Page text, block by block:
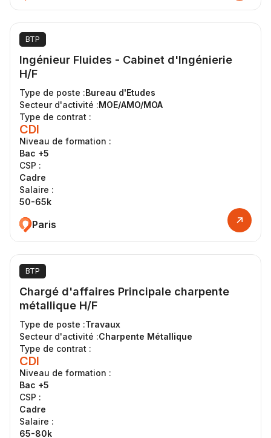
BTP
Ingénieur Fluides - Cabinet d'Ingénierie
H/F
Type de poste :Bureau d'Etudes
Secteur d'activité :MOE/AMO/MOA
Type de contrat :
CDI
Niveau de formation :
Bac +5
CSP :
Cadre
Salaire :
50-65k
Paris
BTP
Chargé d'affaires Principale charpente
métallique H/F
Type de poste :Travaux
Secteur d'activité :Charpente Métallique
Type de contrat :
CDI
Niveau de formation :
Bac +5
CSP :
Cadre
Salaire :
65-80k